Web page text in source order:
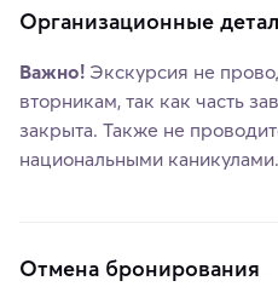
Организационные
Важно! Экскурсия не
вторникам, так как часть
закрыта. Также не
национальными каникулами.
Отмена бронирования